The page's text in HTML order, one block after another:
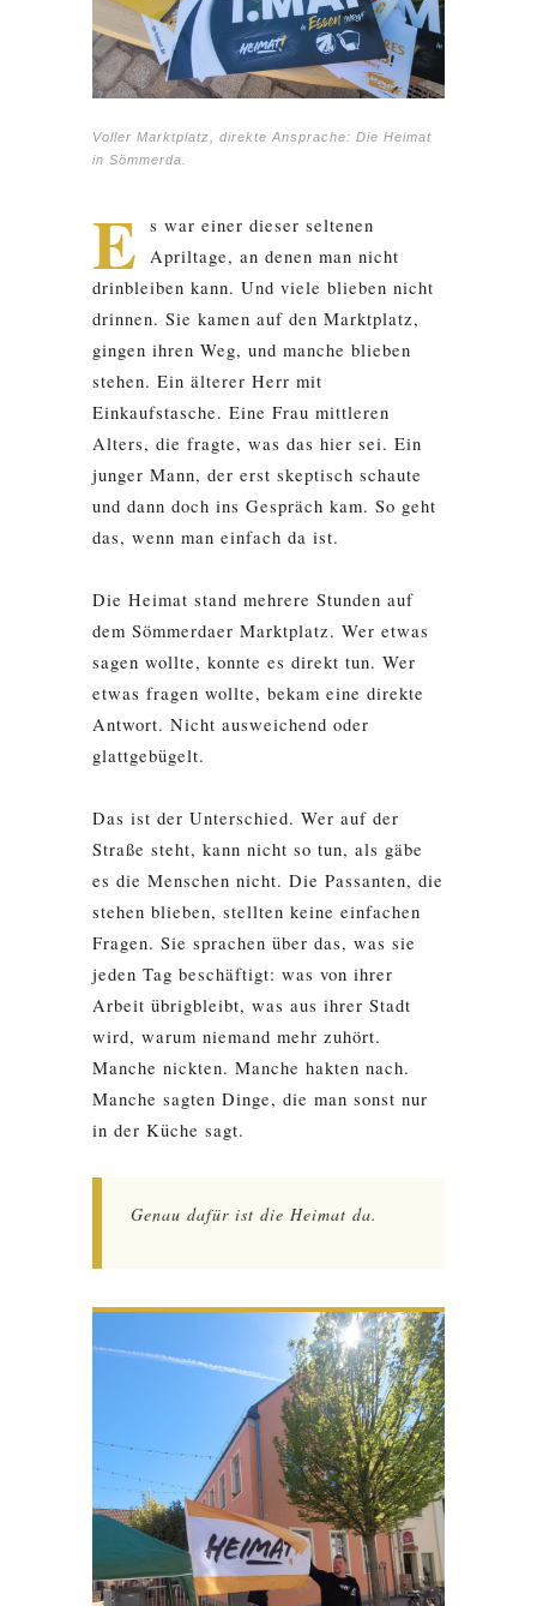
Voller Marktplatz, direkte Ansprache: Die Heimat
in Sömmerda.
E
s war einer dieser seltenen
Apriltage, an denen man nicht
drinbleiben kann. Und viele blieben nicht
drinnen. Sie kamen auf den Marktplatz,
gingen ihren Weg, und manche blieben
stehen. Ein älterer Herr mit
Einkaufstasche. Eine Frau mittleren
Alters, die fragte, was das hier sei. Ein
junger Mann, der erst skeptisch schaute
und dann doch ins Gespräch kam. So geht
das, wenn man einfach da ist.
Die Heimat stand mehrere Stunden auf
dem Sömmerdaer Marktplatz. Wer etwas
sagen wollte, konnte es direkt tun. Wer
etwas fragen wollte, bekam eine direkte
Antwort. Nicht ausweichend oder
glattgebügelt.
Das ist der Unterschied. Wer auf der
Straße steht, kann nicht so tun, als gäbe
es die Menschen nicht. Die Passanten, die
stehen blieben, stellten keine einfachen
Fragen. Sie sprachen über das, was sie
jeden Tag beschäftigt: was von ihrer
Arbeit übrigbleibt, was aus ihrer Stadt
wird, warum niemand mehr zuhört.
Manche nickten. Manche hakten nach.
Manche sagten Dinge, die man sonst nur
in der Küche sagt.
Genau dafür ist die Heimat da.